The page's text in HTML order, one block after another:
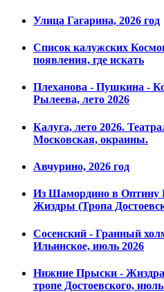
Улица Гагарина, 2026 год
Список калужских
появления, где искать
Плеханова - Пушкина -
Рылеева, лето 2026
Калуга, лето 2026.
Московская, окраины.
Авчурино, 2026 год
Из Шамордино в Оптину
Жиздры (Тропа
Сосенский - Гранный
Ильинское, июль 2026
Нижние Прыски -
тропе Достоевского,